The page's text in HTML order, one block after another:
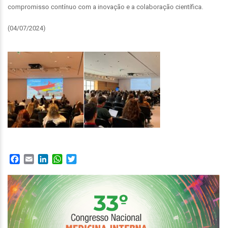
compromisso contínuo com a inovação e a colaboração científica.
(04/07/2024)
Facebook
Email LinkedInWhatsApp